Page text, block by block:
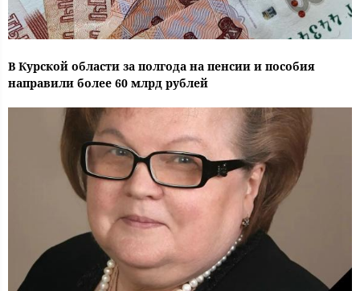
В Курской области за полгода на пенсии и пособия
направили более 60 млрд рублей